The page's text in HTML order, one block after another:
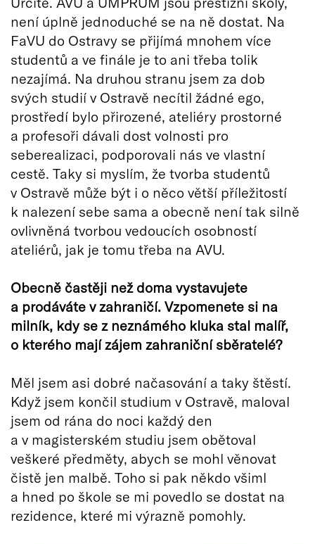
není úplně jednoduché se na ně dostat. Na
FaVU do Ostravy se přijímá mnohem více
studentů a ve finále je to ani třeba tolik
nezajímá. Na druhou stranu jsem za dob
svých studií v Ostravě necítil žádné ego,
prostředí bylo přirozené, ateliéry prostorné
a profesoři dávali dost volnosti pro
seberealizaci, podporovali nás ve vlastní
cestě. Taky si myslím, že tvorba studentů
v Ostravě může být i o něco větší příležitostí
k nalezení sebe sama a obecně není tak silně
ovlivněná tvorbou vedoucích osobností
ateliérů, jak je tomu třeba na AVU.
Obecně častěji než doma vystavujete
a prodáváte v zahraničí. Vzpomenete si na
milník, kdy se z neznámého kluka stal malíř,
o kterého mají zájem zahraniční sběratelé?
Měl jsem asi dobré načasování a taky štěstí.
Když jsem končil studium v Ostravě, maloval
jsem od rána do noci každý den
a v magisterském studiu jsem obětoval
veškeré předměty, abych se mohl věnovat
čistě jen malbě. Toho si pak někdo všiml
a hned po škole se mi povedlo se dostat na
rezidence, které mi výrazně pomohly.